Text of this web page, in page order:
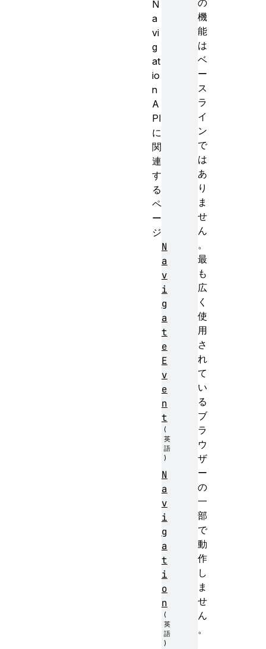
の
機
能
は
ベ
ー
ス
ラ
イ
ン
で
は
あ
り
ま
せ
ん
。
最
も
広
く
使
用
さ
れ
て
い
る
ブ
ラ
ウ
ザ
ー
の
一
部
で
動
作
し
ま
せ
ん
。
N
a
vi
g
at
io
n
A
PI
に
関
連
す
る
ペ
ー
ジ
N
a
v
i
g
a
t
e
E
v
e
n
t
N
a
v
i
g
a
t
i
o
n